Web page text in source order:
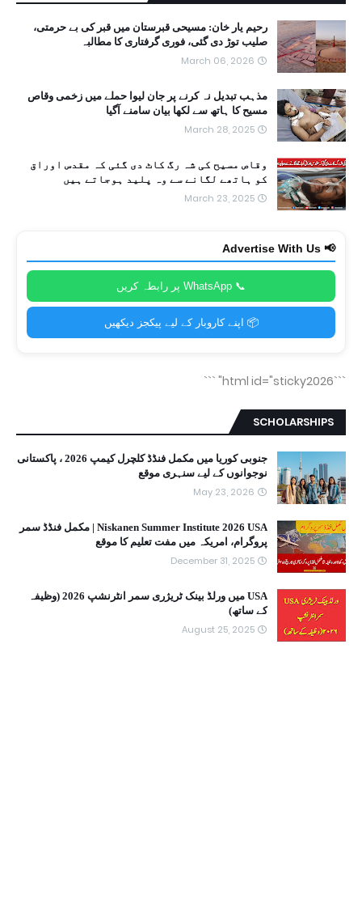
رحیم یار خان: مسیحی قبرستان میں قبر کی بے حرمتی،
صلیب توڑ دی گئی، فوری گرفتاری کا مطالبہ
March 06, 2026
مذہب تبدیل نہ کرنے پر جان لیوا حملے میں زخمی وقاص
مسیح کا ہاتھ سے لکھا بیان سامنے آگیا
March 28, 2025
وقاص مسیح کی شہ رگ کاٹ دی گئی کہ مقدس اوراق
کو ہاتھے لگانے سے وہ پلید ہوجاتے ہیں
March 23, 2025
📢 Advertise With Us
📞 WhatsApp پر رابطہ کریں
📦 اپنے کاروبار کے لیے پیکجز دیکھیں
```html id="sticky2026"
```
SCHOLARSHIPS
جنوبی کوریا میں مکمل فنڈڈ کلچرل کیمپ 2026 ، پاکستانی
نوجوانوں کے لیے سنہری موقع
May 23, 2026
Niskanen Summer Institute 2026 USA | مکمل فنڈڈ سمر
پروگرام، امریکہ میں مفت تعلیم کا موقع
December 31, 2025
USA میں ورلڈ بینک ٹریژری سمر انٹرنشپ 2026 (وظیفہ
کے ساتھ)
August 25, 2025